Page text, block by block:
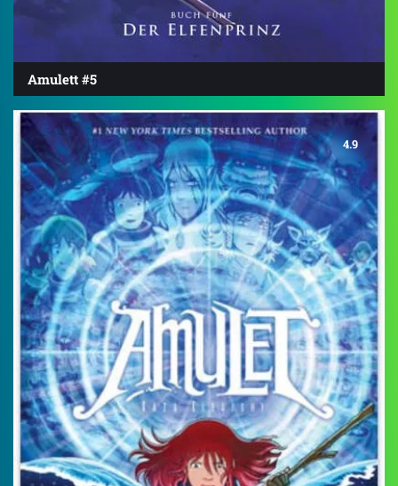
Amulett #5
4.9